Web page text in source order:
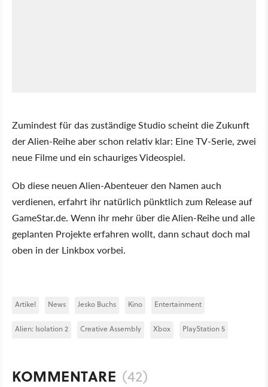
Zumindest für das zuständige Studio scheint die Zukunft
der Alien-Reihe aber schon relativ klar: Eine TV-Serie, zwei
neue Filme und ein schauriges Videospiel.
Ob diese neuen Alien-Abenteuer den Namen auch
verdienen, erfahrt ihr natürlich pünktlich zum Release auf
GameStar.de. Wenn ihr mehr über die Alien-Reihe und alle
geplanten Projekte erfahren wollt, dann schaut doch mal
oben in der Linkbox vorbei.
Artikel News Jesko Buchs Kino Entertainment
Alien: Isolation 2 Creative Assembly Xbox PlayStation 5
KOMMENTARE (42)